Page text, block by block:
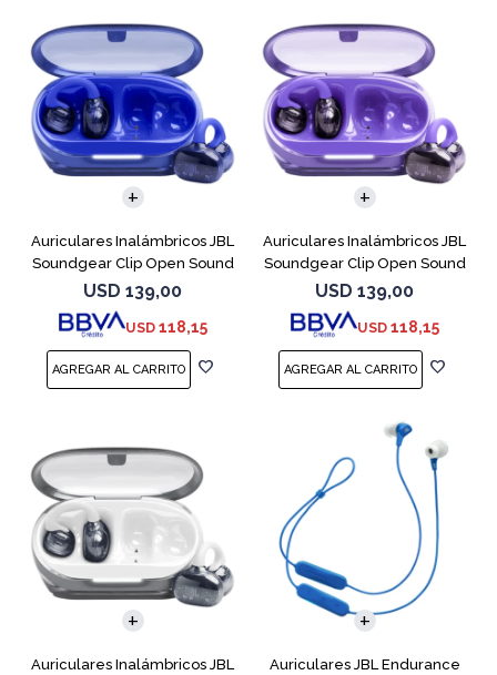
Auriculares Inalámbricos JBL
Soundgear Clip Open Sound
Azul
USD 139,00
USD 118,15
Auriculares Inalámbricos JBL
Soundgear Clip Open Sound
Purpl
USD 139,00
USD 118,15
Auriculares Inalámbricos JBL
Auriculares JBL Endurance